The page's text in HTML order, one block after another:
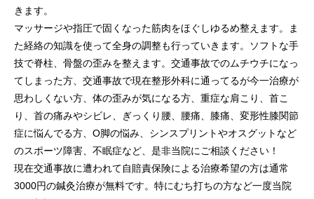
きます。
マッサージや指圧で固くなった筋肉をほぐしゆるめ整えます。ま
た経絡の知識を使って全身の調整も行っていきます。ソフトな手
技で脊柱、骨盤の歪みを整えます。交通事故でのムチウチになっ
てしまった方、交通事故で現在整形外科に通ってるが今一治療が
思わしくない方、体の歪みが気になる方、重症な肩こり、首こ
り、首の痛みやシビレ、ぎっくり腰、腰痛、膝痛、変形性膝関節
症に悩んでる方、O脚の悩み、シンスプリントやオスグットなど
のスポーツ障害、不眠症など、是非当院にご相談ください！
現在交通事故に遭われて自賠責保険による治療希望の方は通常
3000円の鍼灸治療が無料です。特にむち打ちの方など一度当院